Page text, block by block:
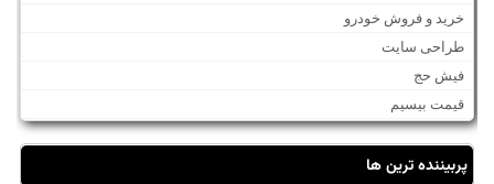
خرید و فروش خودرو
طراحی سایت
فیش حج
قیمت بیسیم
پربیننده ترین ها